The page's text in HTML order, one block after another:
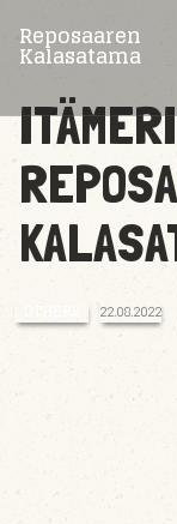
Reposaaren
Kalasatama
OTHERS 22.08.2022